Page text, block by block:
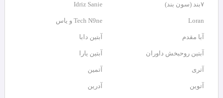
۷بند (سون بند) Idriz Sanie
Loran Tech N9ne و یاس
آبا مقدم آبتین دابا
آبتین روحبخش داوران آبتین یارا
آتری آتمین
آتوین آدرین